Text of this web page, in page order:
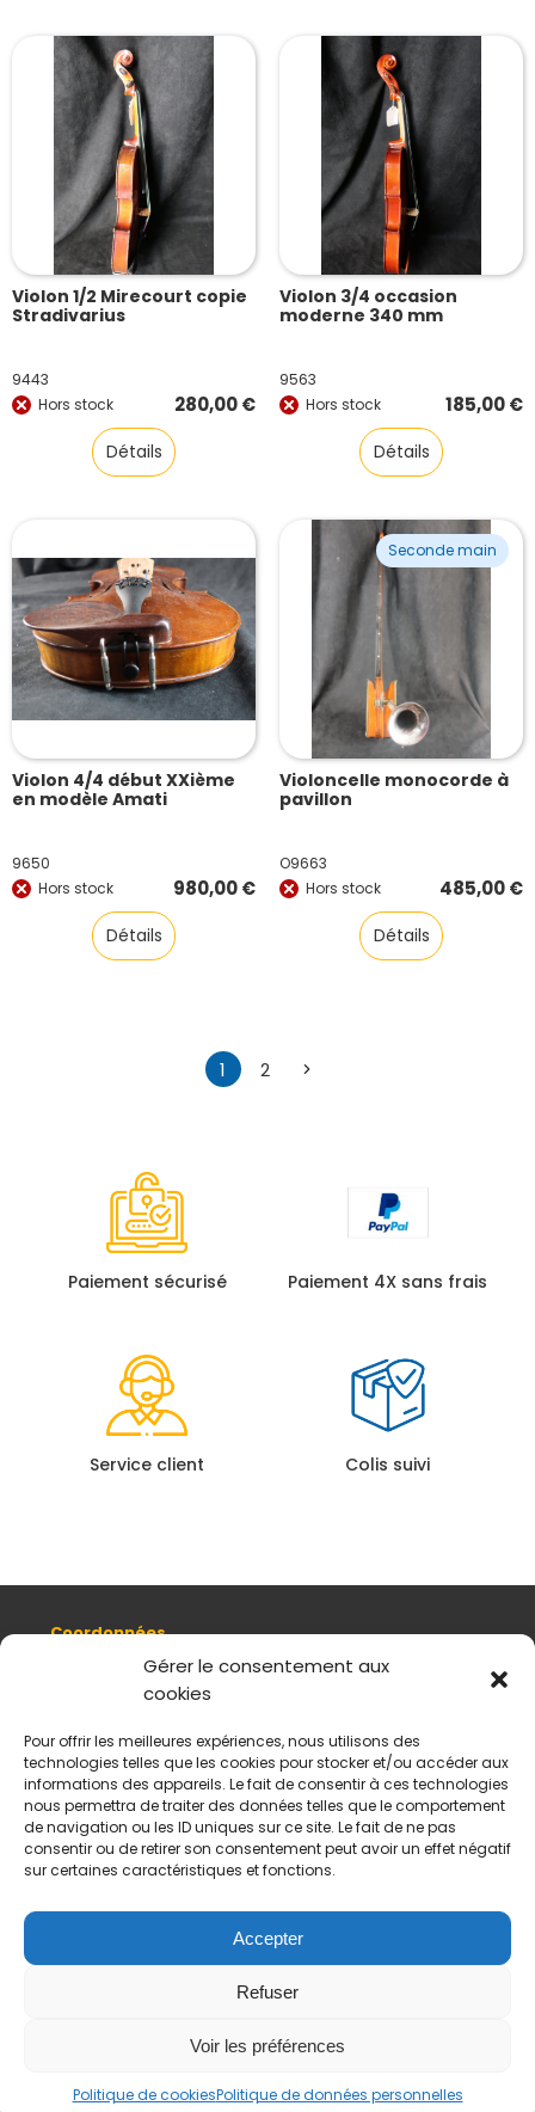
Gérer le consentement aux
cookies
Pour offrir les meilleures expériences, nous utilisons des
technologies telles que les cookies pour stocker et/ou accéder aux
informations des appareils. Le fait de consentir à ces technologies
nous permettra de traiter des données telles que le comportement
de navigation ou les ID uniques sur ce site. Le fait de ne pas
consentir ou de retirer son consentement peut avoir un effet négatif
sur certaines caractéristiques et fonctions.
Accepter
Refuser
Voir les préférences
Politique de cookiesPolitique de données personnelles
Violon 1/2 Mirecourt copie
Stradivarius
9443
Hors stock
280,00€
Détails
Violon 3/4 occasion
moderne 340 mm
9563
Hors stock
185,00€
Détails
Violon 4/4 début XXième
en modèle Amati
9650
Hors stock
980,00€
Détails
Seconde main
Violoncelle monocorde à
pavillon
O9663
Hors stock
485,00€
Détails
1 2 →
Paiement sécurisé Paiement 4X sans frais
Service client Colis suivi
Coordonnées
8, quai Romain Rolland 69005 Lyon
+ 33 (0)4 78 42 55 04
Plan d'accès
Mentions légales
Politique de données personnelles
CGV
Horaires d’ouverture
Du mardi au samedi :
Fermé le dimanche et le lundi